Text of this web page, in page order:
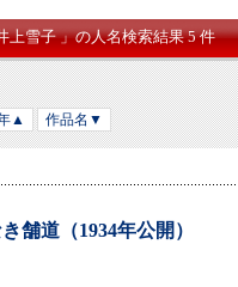
上雪子 」の人名検索結果 5 件
▲ 作品名▼
舗道（1934年公開）